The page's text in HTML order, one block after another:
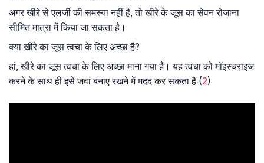
अगर खीरे से एलर्जी की समस्या नहीं है, तो खीरे के जूस का सेवन रोजाना
सीमित मात्रा में किया जा सकता है।
क्या खीरे का जूस त्वचा के लिए अच्छा है?
हां, खीरे का जूस त्वचा के लिए अच्छा माना गया है। यह त्वचा को मॉइस्चराइज
करने के साथ ही इसे जवां बनाए रखने में मदद कर सकता है (2)